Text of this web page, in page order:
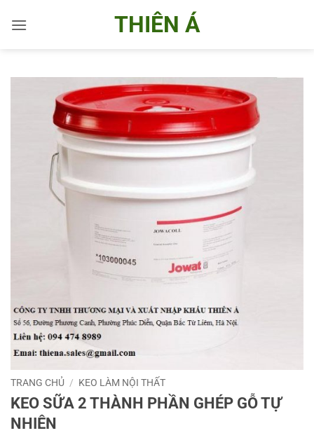
qua
THIÊN Á
TRANG CHỦ / KEO LÀM NỘI THẤT
KEO SỮA 2 THÀNH PHẦN GHÉP GỖ TỰ
NHIÊN